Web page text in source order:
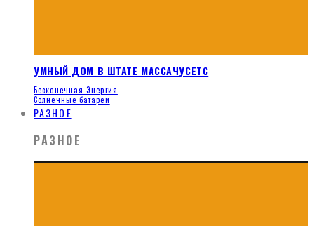
УМНЫЙ ДОМ В ШТАТЕ МАССАЧУСЕТС
Бесконечная Энергия
Солнечные батареи
РАЗНОЕ
РАЗНОЕ